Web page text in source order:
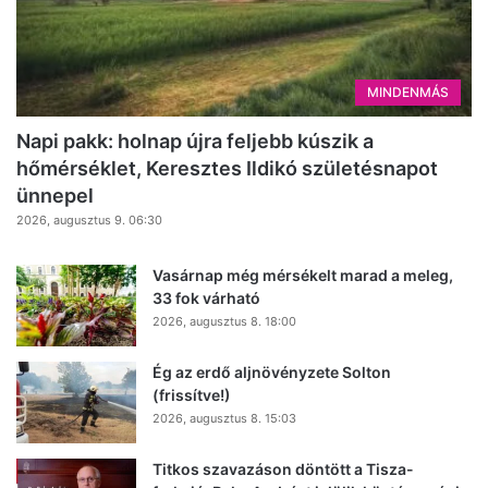
MINDENMÁS
Napi pakk: holnap újra feljebb kúszik a
hőmérséklet, Keresztes Ildikó születésnapot
ünnepel
2026, augusztus 9. 06:30
Vasárnap még mérsékelt marad a meleg,
33 fok várható
2026, augusztus 8. 18:00
Ég az erdő aljnövényzete Solton
(frissítve!)
2026, augusztus 8. 15:03
Titkos szavazáson döntött a Tisza-